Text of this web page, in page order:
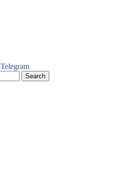
Telegram
Search